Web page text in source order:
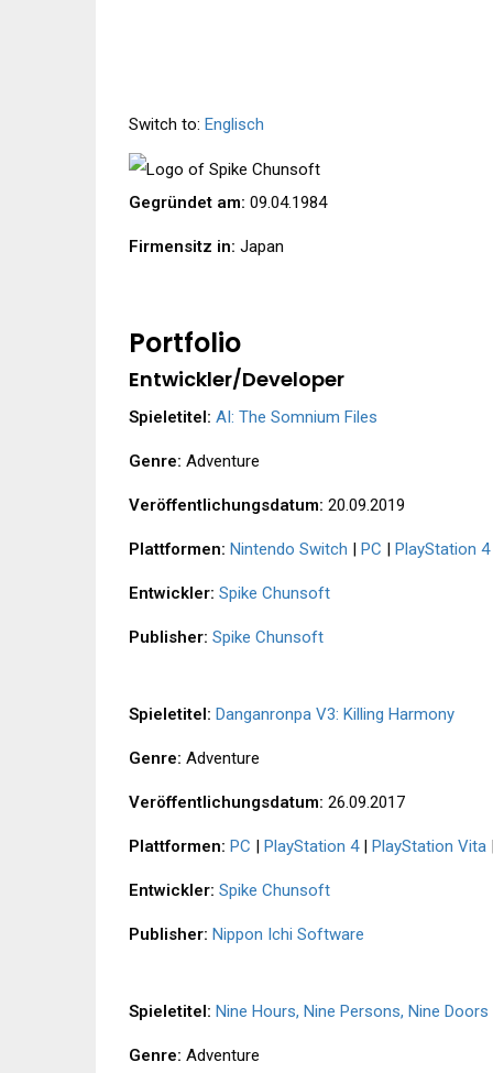
Switch to: Englisch
Gegründet am: 09.04.1984
Firmensitz in: Japan
Portfolio
Entwickler/Developer
Spieletitel: AI: The Somnium Files
Genre: Adventure
Veröffentlichungsdatum: 20.09.2019
Plattformen: Nintendo Switch | PC | PlayStation 4
Entwickler: Spike Chunsoft
Publisher: Spike Chunsoft
Spieletitel: Danganronpa V3: Killing Harmony
Genre: Adventure
Veröffentlichungsdatum: 26.09.2017
Plattformen: PC | PlayStation 4| PlayStation Vita
Entwickler: Spike Chunsoft
Publisher: Nippon Ichi Software
Spieletitel: Nine Hours, Nine Persons, Nine Doors
Genre: Adventure